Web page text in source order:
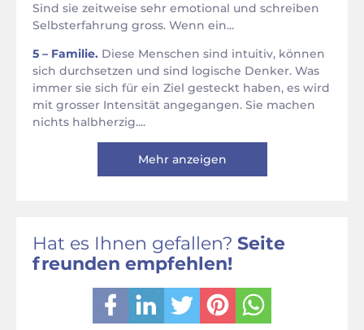
Sind sie zeitweise sehr emotional und schreiben
Selbsterfahrung gross. Wenn ein...
5 – Familie. Diese Menschen sind intuitiv, können
sich durchsetzen und sind logische Denker. Was
immer sie sich für ein Ziel gesteckt haben, es wird
mit grosser Intensität angegangen. Sie machen
nichts halbherzig....
Mehr anzeigen
Hat es Ihnen gefallen? Seite
freunden empfehlen!